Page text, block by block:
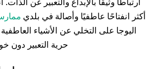
أكثر انفتاحًا عاطفيًا وأصالة في بلدي
اليوجا على التخلي عن الأشياء
حرية التعبير دون